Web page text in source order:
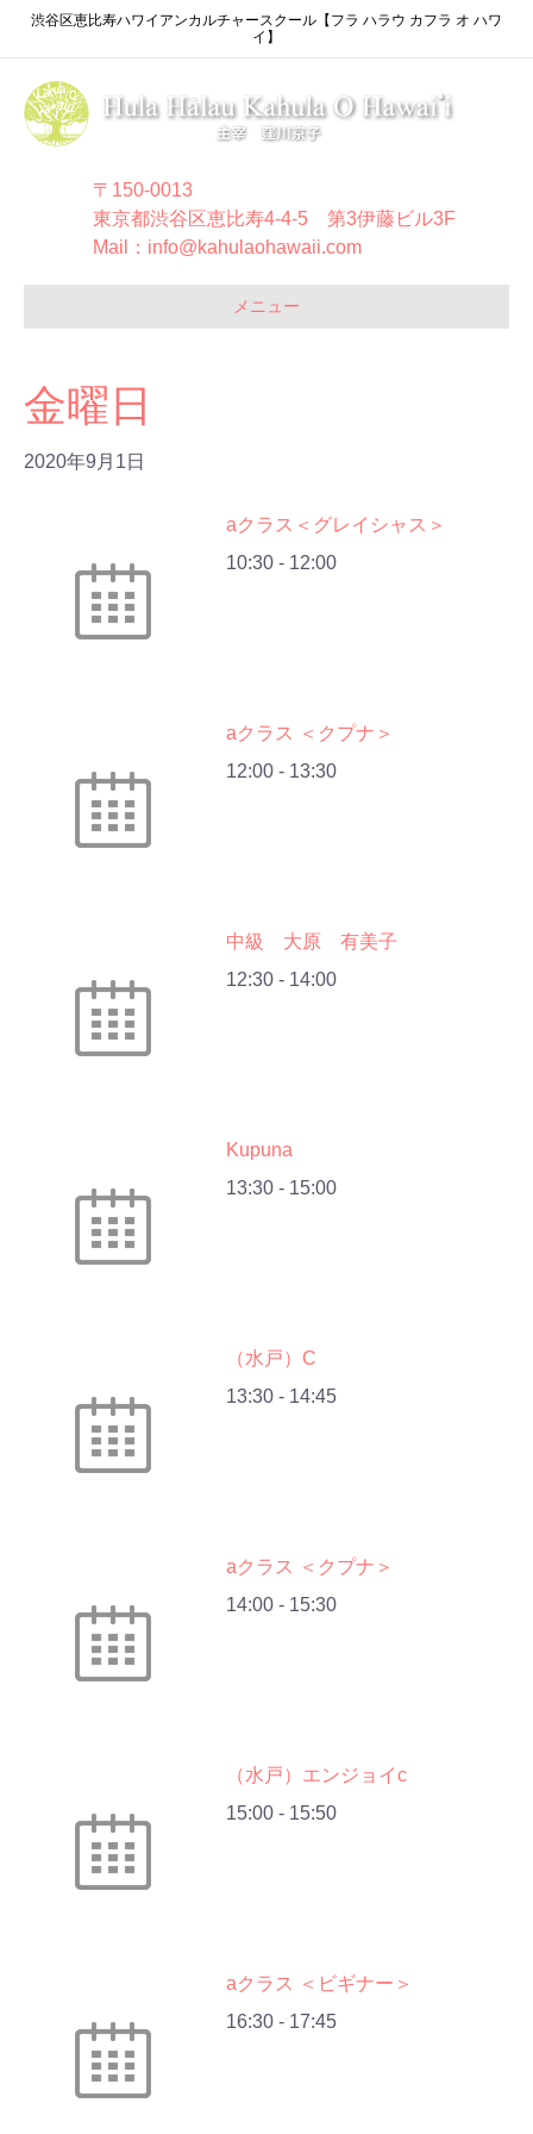
渋谷区恵比寿ハワイアンカルチャースクール【フラ ハラウ カフラ オ ハワ
イ】
〒150-0013
東京都渋谷区恵比寿4-4-5 第3伊藤ビル3F
Mail：info@kahulaohawaii.com
メニュー
金曜日
2020年9月1日
aクラス＜グレイシャス＞
10:30 - 12:00
aクラス ＜クプナ＞
12:00 - 13:30
中級 大原 有美子
12:30 - 14:00
Kupuna
13:30 - 15:00
（水戸）C
13:30 - 14:45
aクラス ＜クプナ＞
14:00 - 15:30
（水戸）エンジョイc
15:00 - 15:50
aクラス ＜ビギナー＞
16:30 - 17:45